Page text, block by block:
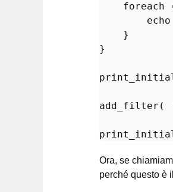
foreach
echo
    }
}
add_filter (
Ora, se
perché questo è